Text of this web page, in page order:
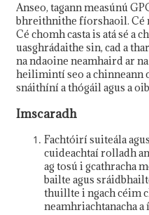
Anseo, tagann measúnú
bhreithnithe fíorshaoil. Cé
Cé chomh casta is atá sé a
uasghrádaithe sin, cad a
na ndaoine neamhaird ar
heilimintí seo a chinneann
snáithíní a thógáil agus a
Imscaradh
Fachtóirí suiteála
cuideachtaí rolladh
ag tosú i gcathracha
bailte agus
thuillte i ngach céim
neamhriachtanacha a